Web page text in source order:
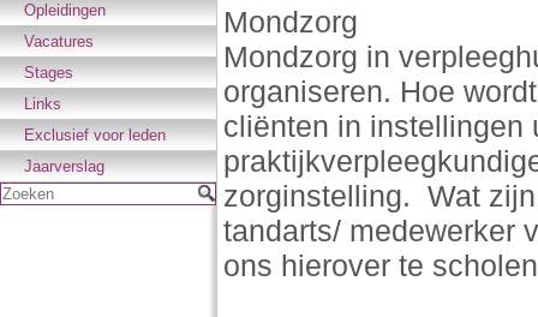
Opleidingen
Vacatures
Stages
Links
Exclusief voor leden
Jaarverslag
Zoeken
Mondzorg
Mondzorg in
organiseren. Hoe
cliënten in instellingen
zorginstelling. Wat
tandarts/ medewerker
ons hierover te